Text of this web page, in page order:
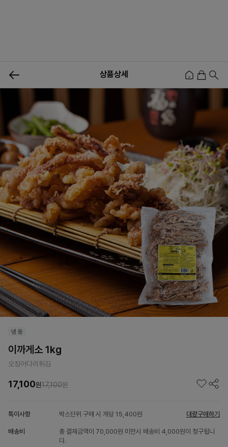
상품상세
이까게소 1kg
오징어다리튀김
17,100원17,100원
특이사항 박스단위 구매 시 개당 15,400원 대량구매하기
배송비
총 결제금액이 70,000원 미만시 배송비 4,000원이 청구됩니
다.